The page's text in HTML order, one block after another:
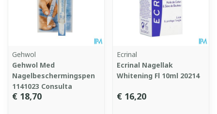
Gehwol
Gehwol Med
Nagelbeschermingspen
1141023 Consulta
€ 18,70
Ecrinal
Ecrinal Nagellak
Whitening Fl 10ml 20214
€ 16,20